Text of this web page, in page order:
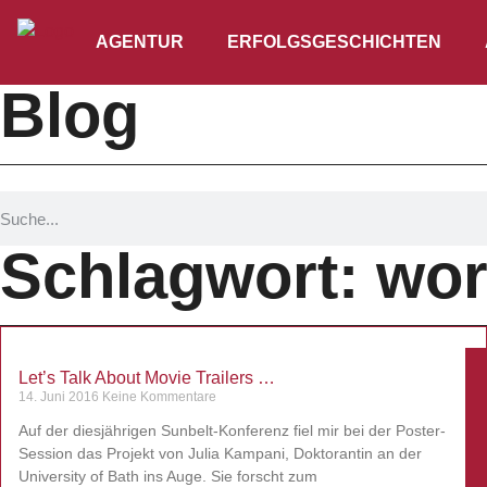
AGENTUR ERFOLGSGESCHICHTEN
Blog
Schlagwort:
Let’s Talk About Movie Trailers …
14. Juni 2016 Keine Kommentare
Auf der diesjährigen Sunbelt-Konferenz fiel mir bei der Poster-
Session das Projekt von Julia Kampani, Doktorantin an der
University of Bath ins Auge. Sie forscht zum